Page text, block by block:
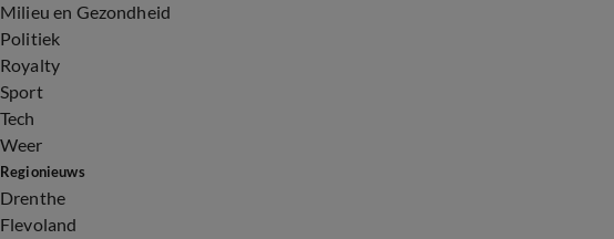
Milieu en Gezondheid
Politiek
Royalty
Sport
Tech
Weer
Regionieuws
Drenthe
Flevoland